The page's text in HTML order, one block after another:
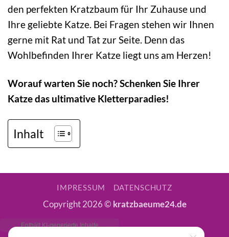
den perfekten Kratzbaum für Ihr Zuhause und
Ihre geliebte Katze. Bei Fragen stehen wir Ihnen
gerne mit Rat und Tat zur Seite. Denn das
Wohlbefinden Ihrer Katze liegt uns am Herzen!
Worauf warten Sie noch? Schenken Sie Ihrer
Katze das ultimative Kletterparadies!
Inhalt
IMPRESSUM DATENSCHUTZ
Copyright 2026 © kratzbaeume24.de